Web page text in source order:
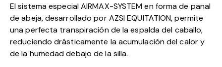
El sistema especial AIRMAX-SYSTEM en forma de panal
de abeja, desarrollado por AZSI EQUITATION, permite
una perfecta transpiración de la espalda del caballo,
reduciendo drásticamente la acumulación del calor y
de la humedad debajo de la silla.